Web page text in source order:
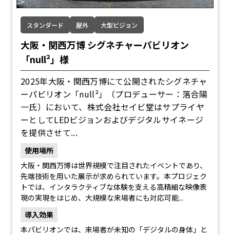
スタンダード 屋外 大型ビジョン
大阪・関西万博 シグネチャーパビリオン
「null²」様
2025年大阪・関西万博にて公開されたシグネチャ
ーパビリオン「null²」（プロデューサー：落合陽
一氏）において、株式会社セイビ堂はサプライヤ
ーとしてLEDビジョンおよびデジタルサイネージ
を提供させて...
使用場所
大阪・関西万博は世界規模で注目されたイベントであり、
先端技術を用いた展示が求められています。本プロジェク
トでは、インタラクティブな体験を支える高精細な映像表
現の実現をはじめ、大規模な来場者にも対応可能...
導入効果
本パビリオンでは、来場者が未知の「デジタルの身体」と